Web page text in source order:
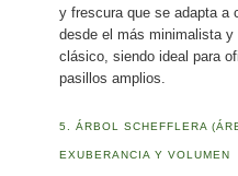
y frescura que se adapta a
desde el más minimalista y
clásico, siendo ideal para
pasillos amplios.
5. ÁRBOL SCHEFFLERA
EXUBERANCIA Y VOLUMEN